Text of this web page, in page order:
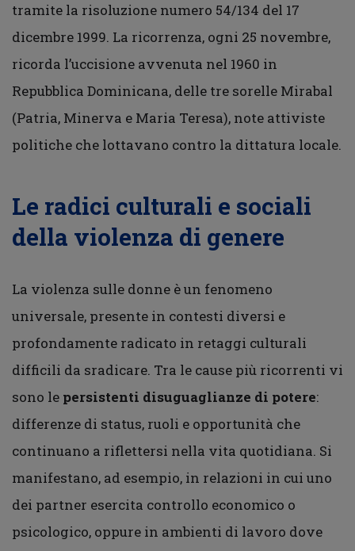
tramite la risoluzione numero 54/134 del 17
dicembre 1999. La ricorrenza, ogni 25 novembre,
ricorda l’uccisione avvenuta nel 1960 in
Repubblica Dominicana, delle tre sorelle Mirabal
(Patria, Minerva e Maria Teresa), note attiviste
politiche che lottavano contro la dittatura locale.
Le radici culturali e sociali
della violenza di genere
La violenza sulle donne è un fenomeno
universale, presente in contesti diversi e
profondamente radicato in retaggi culturali
difficili da sradicare. Tra le cause più ricorrenti vi
sono le persistenti disuguaglianze di potere:
differenze di status, ruoli e opportunità che
continuano a riflettersi nella vita quotidiana. Si
manifestano, ad esempio, in relazioni in cui uno
dei partner esercita controllo economico o
psicologico, oppure in ambienti di lavoro dove